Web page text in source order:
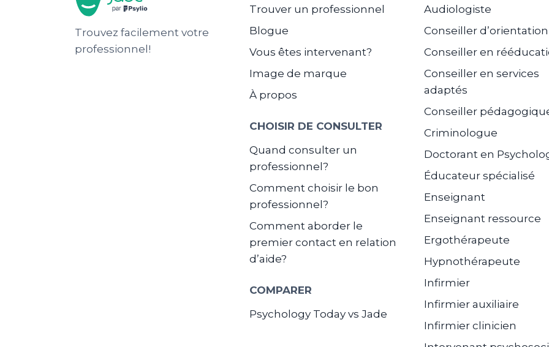
Trouvez facilement votre
professionnel!
Trouver un professionnel
Blogue
Vous êtes intervenant?
Image de marque
À propos
CHOISIR DE CONSULTER
Quand consulter un
professionnel?
Comment choisir le bon
professionnel?
Comment aborder le
premier contact en relation
d’aide?
COMPARER
Psychology Today vs Jade
Audiologiste
Conseiller d’orientation
Conseiller en
Conseiller en services
adaptés
Conseiller
Criminologue
Doctorant en
Éducateur spécialisé
Enseignant
Enseignant ressource
Ergothérapeute
Hypnothérapeute
Infirmier
Infirmier auxiliaire
Infirmier clinicien